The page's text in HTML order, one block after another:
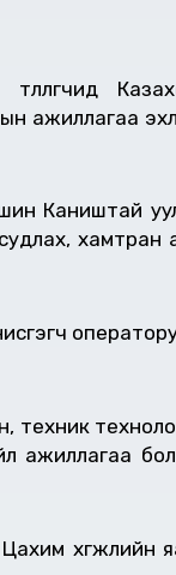
ажиллагаа
Каништай
техник
ажиллагаа
Цахим